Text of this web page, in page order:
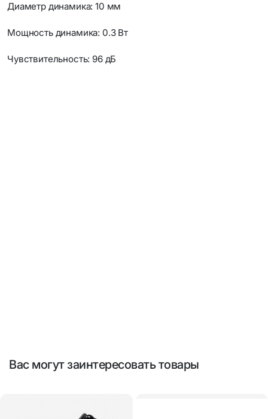
Диаметр динамика: 10 мм
Мощность динамика: 0.3 Вт
Чувствительность: 96 дБ
Вас могут заинтересовать товары